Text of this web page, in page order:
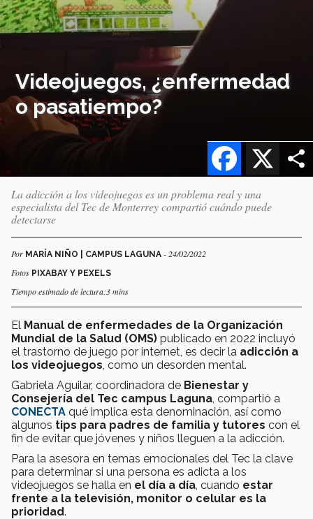
Videojuegos, ¿enfermedad
o pasatiempo?
X
Facebook
La adicción a los videojuegos es un problema real y una
especialista del Tec de Monterrey compartió cuándo puede
detectarse
Por MARÍA NIÑO | CAMPUS LAGUNA - 24/02/2022
Fotos PIXABAY Y PEXELS
Tiempo estimado de lectura:3 mins
El Manual de enfermedades de la Organización
Mundial de la Salud (OMS) publicado en 2022 incluyó
el trastorno de juego por internet, es decir la adicción a
los videojuegos , como un desorden mental.
Gabriela Aguilar, coordinadora de Bienestar y
Consejería del Tec campus Laguna , compartió a
CONECTA qué implica esta denominación, así como
algunos tips para padres de familia y tutores con el
fin de evitar que jóvenes y niños lleguen a la adicción.
Para la asesora en temas emocionales del Tec la clave
para determinar si una persona es adicta a los
videojuegos se halla en el día a día , cuando estar
frente a la televisión, monitor o celular es la
prioridad.